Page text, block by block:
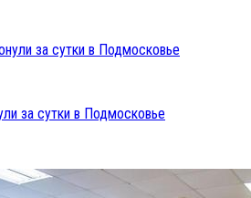
за сутки в Подмосковье